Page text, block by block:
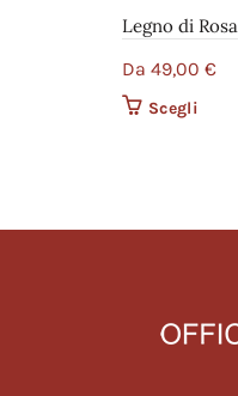
Legno di Rosa
Da 49,00 €
Scegli